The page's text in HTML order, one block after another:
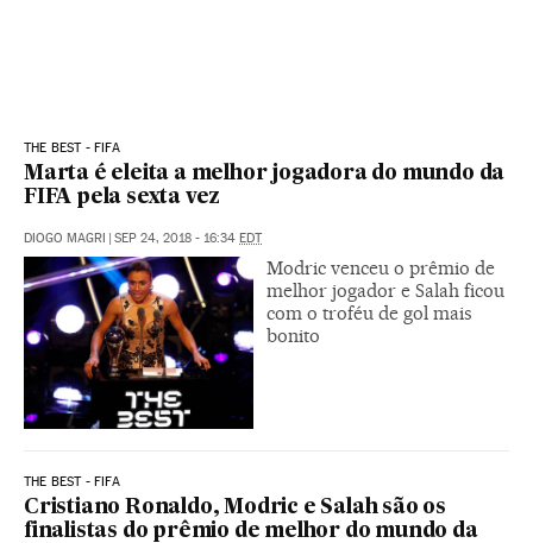
THE BEST - FIFA
Marta é eleita a melhor jogadora do mundo da
FIFA pela sexta vez
DIOGO MAGRI | SEP 24, 2018 - 16:34 EDT
Modric venceu o prêmio de
melhor jogador e Salah ficou
com o troféu de gol mais
bonito
THE BEST - FIFA
Cristiano Ronaldo, Modric e Salah são os
finalistas do prêmio de melhor do mundo da